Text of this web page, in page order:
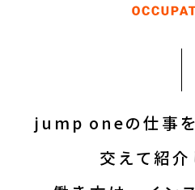
jump oneの仕事
交えて紹介